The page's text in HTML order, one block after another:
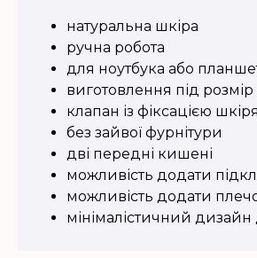
натуральна шкіра
ручна робота
для ноутбука або
виготовлення під
клапан із фіксацією
без зайвої фурнітури
дві передні кишені
можливість додати
можливість додати
мінімалістичний